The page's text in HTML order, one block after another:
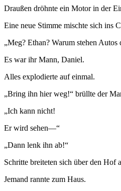
Draußen dröhnte ein Motor in der
Eine neue Stimme mischte sich ins
„Meg? Ethan? Warum stehen Autos
Es war ihr Mann, Daniel.
Alles explodierte auf einmal.
„Bring ihn hier weg!“ brüllte der
„Ich kann nicht!
Er wird sehen—“
„Dann lenk ihn ab!“
Schritte breiteten sich über den Hof
Jemand rannte zum Haus.